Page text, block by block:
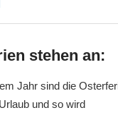
stehen an:
Jahr sind die
und so wird